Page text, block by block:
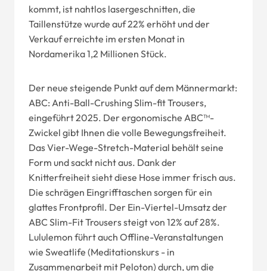
kommt, ist nahtlos lasergeschnitten, die
Taillenstütze wurde auf 22% erhöht und der
Verkauf erreichte im ersten Monat in
Nordamerika 1,2 Millionen Stück.
Der neue steigende Punkt auf dem Männermarkt:
ABC: Anti-Ball-Crushing Slim-fit Trousers,
eingeführt 2025. Der ergonomische ABC™-
Zwickel gibt Ihnen die volle Bewegungsfreiheit.
Das Vier-Wege-Stretch-Material behält seine
Form und sackt nicht aus. Dank der
Knitterfreiheit sieht diese Hose immer frisch aus.
Die schrägen Eingrifftaschen sorgen für ein
glattes Frontprofil. Der Ein-Viertel-Umsatz der
ABC Slim-Fit Trousers steigt von 12% auf 28%.
Lululemon führt auch Offline-Veranstaltungen
wie Sweatlife (Meditationskurs - in
Zusammenarbeit mit Peloton) durch, um die